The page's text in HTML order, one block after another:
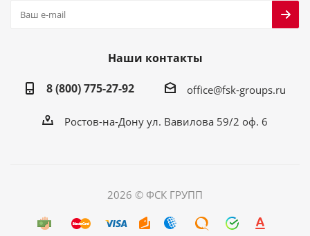
Наши контакты
8 (800) 775-27-92
office@fsk-groups.ru
Ростов-на-Дону ул. Вавилова 59/2 оф. 6
2026 © ФСК ГРУПП